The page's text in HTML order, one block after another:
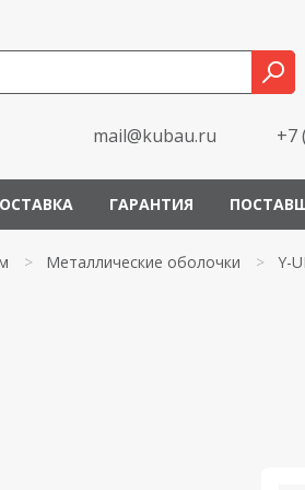
mail@kubau.ru +7
ГАРАНТИЯ
> Металлические оболочки > Y-